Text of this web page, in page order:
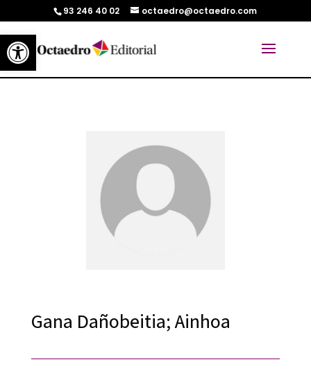
Abrir barra de herramientas
93 246 40 02 octaedro@octaedro.com
Gana Dañobeitia; Ainhoa